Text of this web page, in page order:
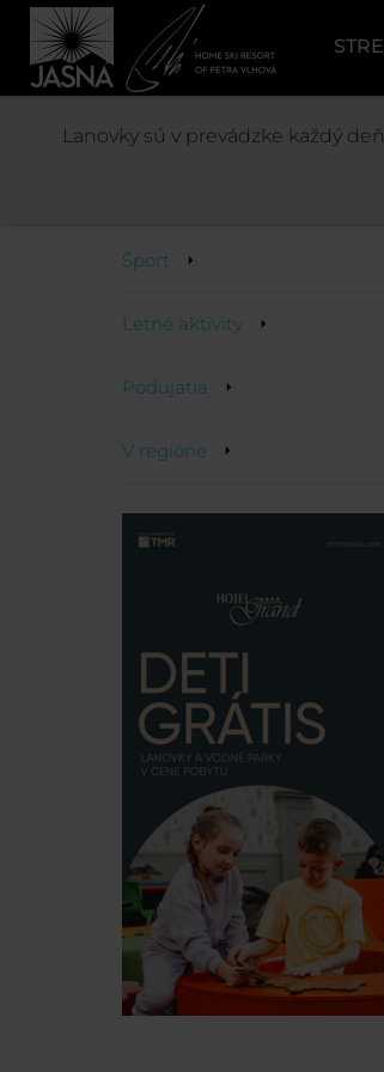
JASNÁ
Šport
Letné aktivity
Podujatia
V regióne
Lanovky sú v prevádzke každý